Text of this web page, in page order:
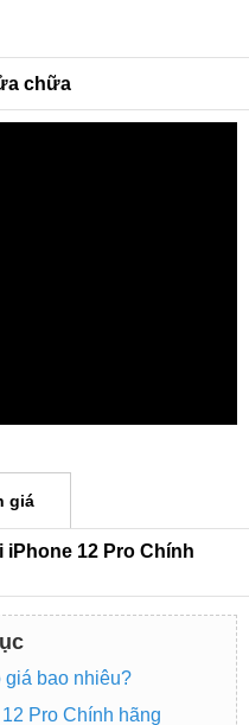
chữa
giá
iPhone 12 Pro Chính
giá bao nhiêu?
Pro Chính hãng